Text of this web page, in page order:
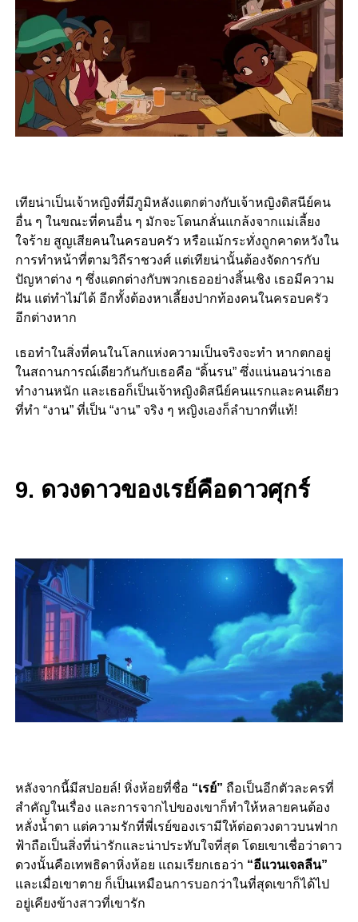
เทียน่าเป็นเจ้าหญิงที่มีภูมิหลังแตกต่างกับเจ้าหญิงดิสนีย์คน
อื่น ๆ ในขณะที่คนอื่น ๆ มักจะโดนกลั่นแกล้งจากแม่เลี้ยง
ใจร้าย สูญเสียคนในครอบครัว หรือแม้กระทั่งถูกคาดหวังใน
การทำหน้าที่ตามวิถีราชวงศ์ แต่เทียน่านั้นต้องจัดการกับ
ปัญหาต่าง ๆ ซึ่งแตกต่างกับพวกเธออย่างสิ้นเชิง เธอมีความ
ฝัน แต่ทำไม่ได้ อีกทั้งต้องหาเลี้ยงปากท้องคนในครอบครัว
อีกต่างหาก
เธอทำในสิ่งที่คนในโลกแห่งความเป็นจริงจะทำ หากตกอยู่
ในสถานการณ์เดียวกันกับเธอคือ “ดิ้นรน” ซึ่งแน่นอนว่าเธอ
ทำงานหนัก และเธอก็เป็นเจ้าหญิงดิสนีย์คนแรกและคนเดียว
ที่ทำ “งาน” ที่เป็น “งาน” จริง ๆ หญิงเองก็ลำบากที่แท้!
9. ดวงดาวของเรย์คือดาวศุกร์
หลังจากนี้มีสปอยล์! หิ่งห้อยที่ชื่อ “เรย์” ถือเป็นอีกตัวละครที่
สำคัญในเรื่อง และการจากไปของเขาก็ทำให้หลายคนต้อง
หลั่งน้ำตา แต่ความรักที่พี่เรย์ของเรามีให้ต่อดวงดาวบนฟาก
ฟ้าถือเป็นสิ่งที่น่ารักและน่าประทับใจที่สุด โดยเขาเชื่อว่าดาว
ดวงนั้นคือเทพธิดาหิ่งห้อย แถมเรียกเธอว่า “อีแวนเจลลีน”
และเมื่อเขาตาย ก็เป็นเหมือนการบอกว่าในที่สุดเขาก็ได้ไป
อยู่เคียงข้างสาวที่เขารัก